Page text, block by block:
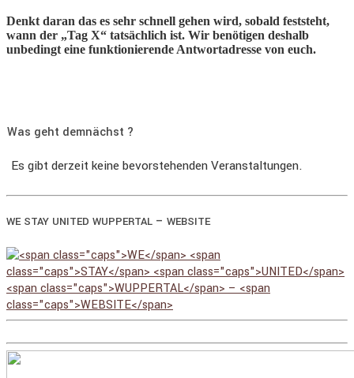
Denkt daran das es sehr schnell gehen wird, sobald feststeht,
wann der „Tag X“ tatsächlich ist. Wir benötigen deshalb
unbedingt eine funktionierende Antwortadresse von euch.
Was geht demnächst ?
Es gibt derzeit keine bevorstehenden Veranstaltungen.
WE STAY UNITED WUPPERTAL – WEBSITE